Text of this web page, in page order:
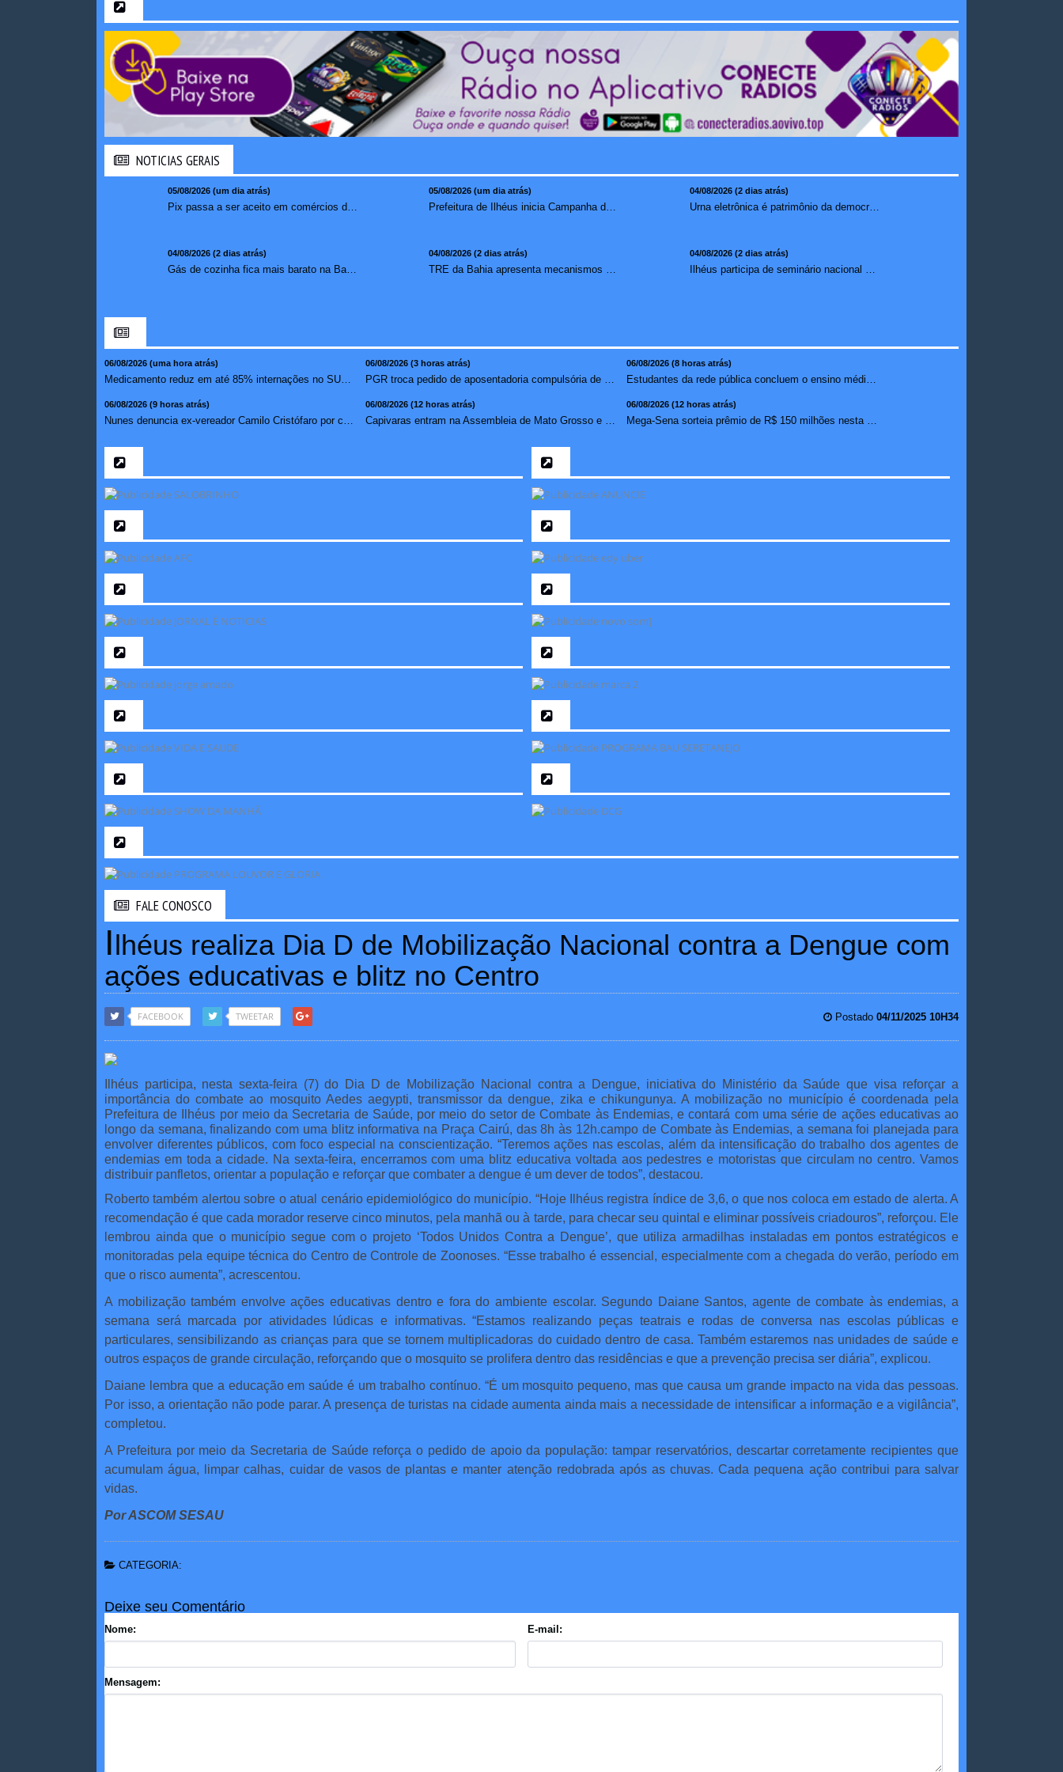
NOTICIAS GERAIS
05/08/2026 (um dia atrás) 05/08/2026 (um dia atrás) 04/08/2026 (2 dias atrás)
Urna eletrônica é patrimônio da democracia, diz presidente do TSE
04/08/2026 (2 dias atrás) 04/08/2026 (2 dias atrás) 04/08/2026 (2 dias atrás)
06/08/2026 (uma hora atrás) 06/08/2026 (3 horas atrás) 06/08/2026 (8 horas atrás)
06/08/2026 (9 horas atrás) 06/08/2026 (12 horas atrás) 06/08/2026 (12 horas atrás)
FALE CONOSCO
Ilhéus realiza Dia D de Mobilização Nacional contra a Dengue com
ações educativas e blitz no Centro
FACEBOOK TWEETAR Postado 04/11/2025 10H34
Ilhéus participa, nesta sexta-feira (7) do Dia D de Mobilização Nacional contra a Dengue, iniciativa do Ministério da Saúde que visa reforçar a
importância do combate ao mosquito Aedes aegypti, transmissor da dengue, zika e chikungunya. A mobilização no município é coordenada pela
Prefeitura de Ilhéus por meio da Secretaria de Saúde, por meio do setor de Combate às Endemias, e contará com uma série de ações educativas ao
longo da semana, finalizando com uma blitz informativa na Praça Cairú, das 8h às 12h.campo de Combate às Endemias, a semana foi planejada para
envolver diferentes públicos, com foco especial na conscientização. “Teremos ações nas escolas, além da intensificação do trabalho dos agentes de
endemias em toda a cidade. Na sexta-feira, encerramos com uma blitz educativa voltada aos pedestres e motoristas que circulam no centro. Vamos
distribuir panfletos, orientar a população e reforçar que combater a dengue é um dever de todos”, destacou.
Roberto também alertou sobre o atual cenário epidemiológico do município. “Hoje Ilhéus registra índice de 3,6, o que nos coloca em estado de alerta. A
recomendação é que cada morador reserve cinco minutos, pela manhã ou à tarde, para checar seu quintal e eliminar possíveis criadouros”, reforçou. Ele
lembrou ainda que o município segue com o projeto ‘Todos Unidos Contra a Dengue’, que utiliza armadilhas instaladas em pontos estratégicos e
monitoradas pela equipe técnica do Centro de Controle de Zoonoses. “Esse trabalho é essencial, especialmente com a chegada do verão, período em
que o risco aumenta”, acrescentou.
A mobilização também envolve ações educativas dentro e fora do ambiente escolar. Segundo Daiane Santos, agente de combate às endemias, a
semana será marcada por atividades lúdicas e informativas. “Estamos realizando peças teatrais e rodas de conversa nas escolas públicas e
particulares, sensibilizando as crianças para que se tornem multiplicadoras do cuidado dentro de casa. Também estaremos nas unidades de saúde e
outros espaços de grande circulação, reforçando que o mosquito se prolifera dentro das residências e que a prevenção precisa ser diária”, explicou.
Daiane lembra que a educação em saúde é um trabalho contínuo. “É um mosquito pequeno, mas que causa um grande impacto na vida das pessoas.
Por isso, a orientação não pode parar. A presença de turistas na cidade aumenta ainda mais a necessidade de intensificar a informação e a vigilância”,
completou.
A Prefeitura por meio da Secretaria de Saúde reforça o pedido de apoio da população: tampar reservatórios, descartar corretamente recipientes que
acumulam água, limpar calhas, cuidar de vasos de plantas e manter atenção redobrada após as chuvas. Cada pequena ação contribui para salvar
vidas.
Por ASCOM SESAU
CATEGORIA:
Deixe seu Comentário
Nome: E-mail:
Mensagem: